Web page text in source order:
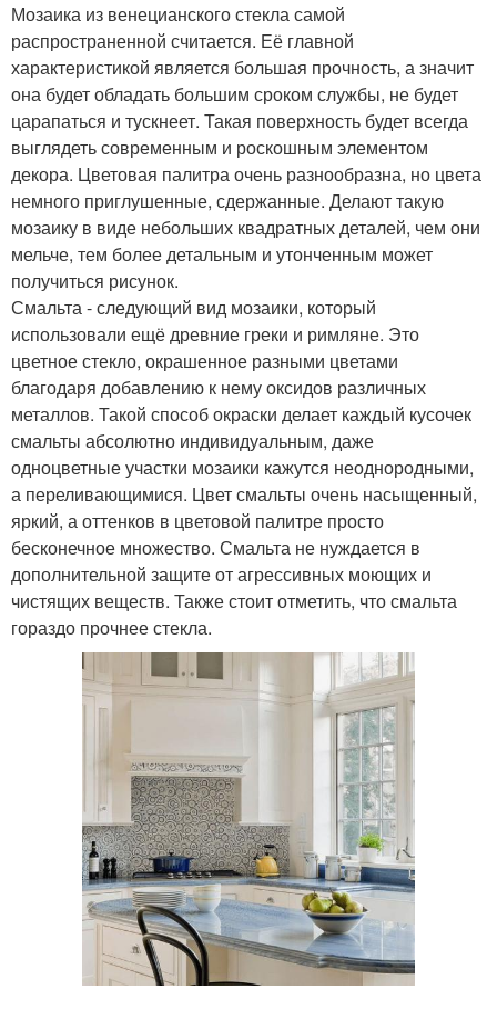
Мозаика из венецианского стекла самой
распространенной считается. Её главной
характеристикой является большая прочность, а значит
она будет обладать большим сроком службы, не будет
царапаться и тускнеет. Такая поверхность будет всегда
выглядеть современным и роскошным элементом
декора. Цветовая палитра очень разнообразна, но цвета
немного приглушенные, сдержанные. Делают такую
мозаику в виде небольших квадратных деталей, чем они
мельче, тем более детальным и утонченным может
получиться рисунок.
Смальта - следующий вид мозаики, который
использовали ещё древние греки и римляне. Это
цветное стекло, окрашенное разными цветами
благодаря добавлению к нему оксидов различных
металлов. Такой способ окраски делает каждый кусочек
смальты абсолютно индивидуальным, даже
одноцветные участки мозаики кажутся неоднородными,
а переливающимися. Цвет смальты очень насыщенный,
яркий, а оттенков в цветовой палитре просто
бесконечное множество. Смальта не нуждается в
дополнительной защите от агрессивных моющих и
чистящих веществ. Также стоит отметить, что смальта
гораздо прочнее стекла.